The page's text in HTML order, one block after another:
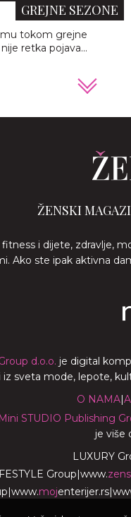
GREJNE SEZONE
tokom grejne
retka pojava...
ŽENSKI
i dijete, zdravlje,
Ako ste ipak aktivna
d.o.o. je digital
sveta mode, lepote,
O NAMA|
Mini STUDIO Publishing
je više
LUXURY
Group|www.
|www.mojenterijer.rs|